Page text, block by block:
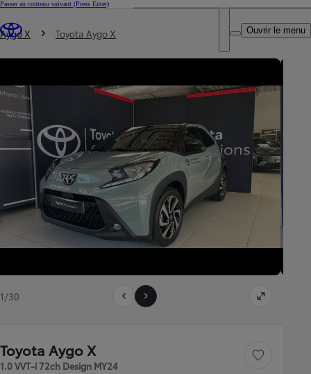
Passer au contenu suivant (Press Enter)
Trouvez un partenaire Toyota
DEALER NAME
Ouvrir le menu
Vous êtes ici
Aygo X Toyota Aygo X
1/30
Toyota Aygo X
1.0 VVT-i 72ch Design MY24
Sauvegarder le